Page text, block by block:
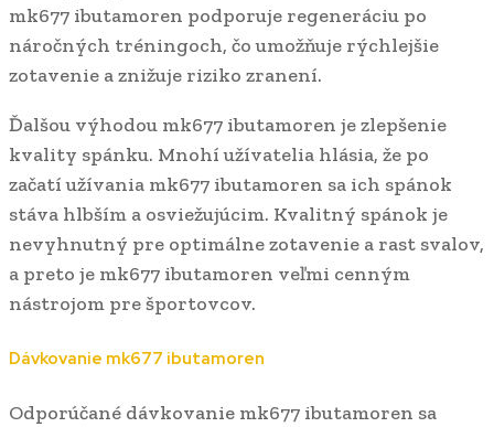
mk677 ibutamoren podporuje regeneráciu po
náročných tréningoch, čo umožňuje rýchlejšie
zotavenie a znižuje riziko zranení.
Ďalšou výhodou mk677 ibutamoren je zlepšenie
kvality spánku. Mnohí užívatelia hlásia, že po
začatí užívania mk677 ibutamoren sa ich spánok
stáva hlbším a osviežujúcim. Kvalitný spánok je
nevyhnutný pre optimálne zotavenie a rast svalov,
a preto je mk677 ibutamoren veľmi cenným
nástrojom pre športovcov.
Dávkovanie mk677 ibutamoren
Odporúčané dávkovanie mk677 ibutamoren sa